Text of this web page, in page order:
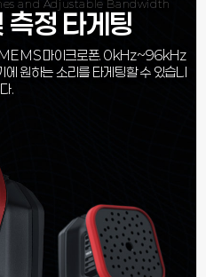
and Adjustable Bandwidth
측정 타게팅
MEMS 마이크로폰. 0kHz~96kHz
원하는 소리를 타게팅할 수 있습니
다.